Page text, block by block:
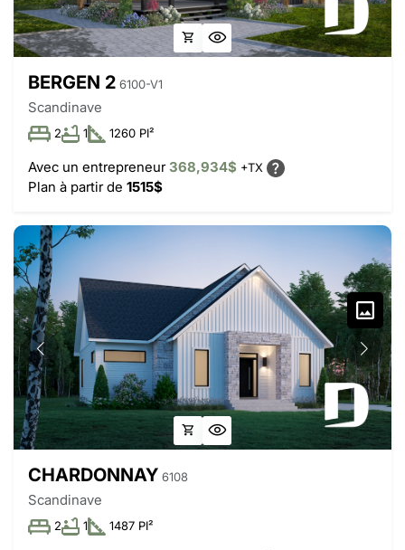
BERGEN 2 6100-V1
Scandinave
2 1 1260 PI²
Avec un entrepreneur368,934$ +TX
Plan à partir de 1515$
CHARDONNAY 6108
Scandinave
2 1 1487 PI²